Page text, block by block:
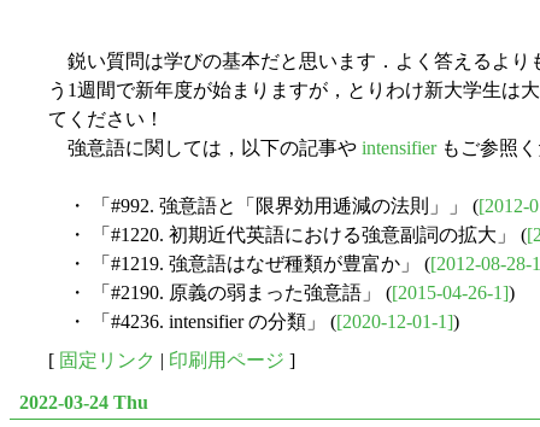
鋭い質問は学びの基本だと思います．よく答えるより
う1週間で新年度が始まりますが，とりわけ新大学生は
てください！
強意語に関しては，以下の記事や intensifierもご参照
・ 「#992. 強意語と「限界効用逓減の法則」」 ([2012-
・ 「#1220. 初期近代英語における強意副詞の拡大」 (
・ 「#1219. 強意語はなぜ種類が豊富か」 ([2012-08-28-
・ 「#2190. 原義の弱まった強意語」 ([2015-04-26-1])
・ 「#4236. intensifier の分類」 ([2020-12-01-1])
[ 固定リンク 印刷用ページ ]
2022-03-24 Thu